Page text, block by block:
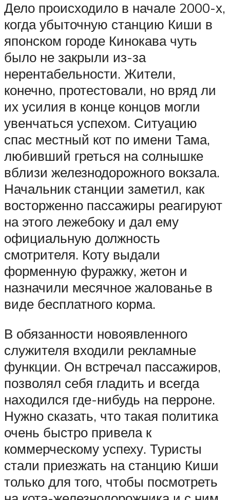
Дело происходило в начале 2000-х,
когда убыточную станцию Киши в
японском городе Кинокава чуть
было не закрыли из-за
нерентабельности. Жители,
конечно, протестовали, но вряд ли
их усилия в конце концов могли
увенчаться успехом. Ситуацию
спас местный кот по имени Тама,
любивший греться на солнышке
вблизи железнодорожного вокзала.
Начальник станции заметил, как
восторженно пассажиры реагируют
на этого лежебоку и дал ему
официальную должность
смотрителя. Коту выдали
форменную фуражку, жетон и
назначили месячное жалованье в
виде бесплатного корма.
В обязанности новоявленного
служителя входили рекламные
функции. Он встречал пассажиров,
позволял себя гладить и всегда
находился где-нибудь на перроне.
Нужно сказать, что такая политика
очень быстро привела к
коммерческому успеху. Туристы
стали приезжать на станцию Киши
только для того, чтобы посмотреть